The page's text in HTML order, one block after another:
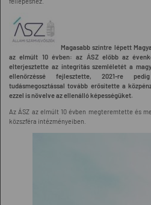
Magasabb szintre lépett
az elmúlt 10 évben: az ÁSZ előbb az
elterjesztette az integritás szemléletét a
ellenőrzéssé fejlesztette, 2021-re
tudásmegosztással tovább erősítette a
ezzel is növelve az ellenálló képességüket.
Az ÁSZ az elmúlt 10 évben megteremtette és
közszféra intézményeiben.